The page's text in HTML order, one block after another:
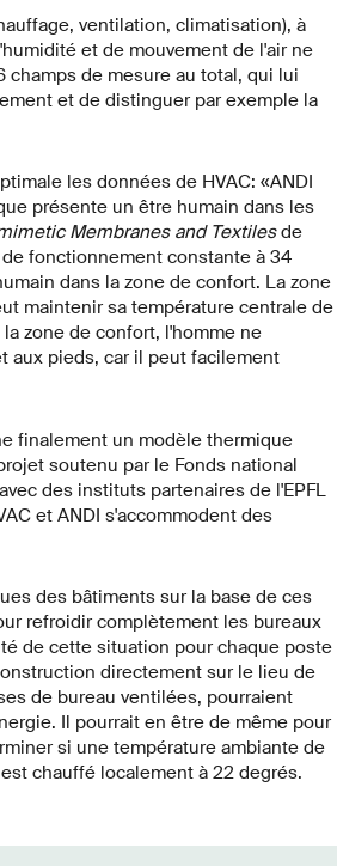
ventilation, climatisation), à
et de mouvement de l'air ne
de mesure au total, qui lui
et de distinguer par exemple la
les données de HVAC: «ANDI
présente un être humain dans les
Membranes and Textilesde
fonctionnement constante à 34
dans la zone de confort. La zone
maintenir sa température centrale de
zone de confort, l'homme ne
aux pieds, car il peut facilement
finalement un modèle thermique
soutenu par le Fonds national
des instituts partenaires de l'EPFL
et ANDI s'accommodent des
des bâtiments sur la base de ces
refroidir complètement les bureaux
de cette situation pour chaque poste
directement sur le lieu de
de bureau ventilées, pourraient
Il pourrait en être de même pour
si une température ambiante de
chauffé localement à 22 degrés.